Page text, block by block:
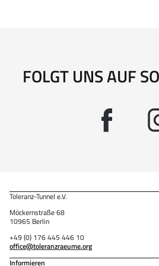
FOLGT UNS AUF
Toleranz-Tunnel e.V.
Möckernstraße 68
10965 Berlin
+49 (0) 176 445 446 10
office@toleranzraeume.org
Informieren